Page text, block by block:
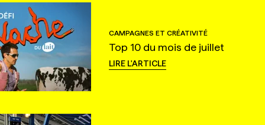
CAMPAGNES ET CRÉATIVITÉ
Top 10 du mois de juillet
LIRE L'ARTICLE